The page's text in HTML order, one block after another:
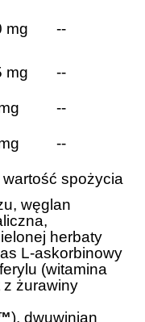
mg --
mg --
--
--
spożycia
węglan
herbaty
L-askorbinowy
(witamina
z żurawiny
), dwuwinian